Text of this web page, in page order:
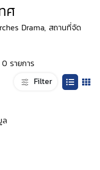
ศ
Drama, สถานที่จัด
รายการ
Filter
ล